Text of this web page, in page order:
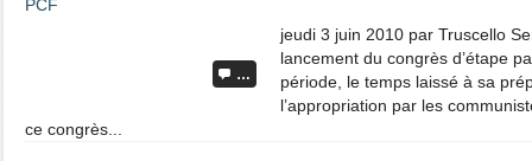
…
jeudi 3 juin 2010 par Truscello
lancement du congrès d’étape
période, le temps laissé à sa
l’appropriation par les
ce congrès...